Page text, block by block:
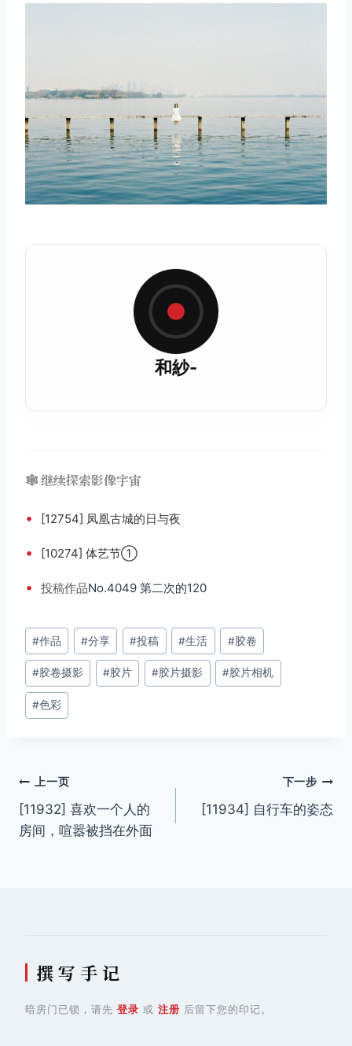
和紗-
🕸️ 继续探索影像宇宙
• [12754] 凤凰古城的日与夜
• [10274] 体艺节①
• 投稿作品No.4049 第二次的120
文
章
标
签：
#作品 #分享 #投稿 #生活 #胶卷
#胶卷摄影 #胶片 #胶片摄影 #胶片相机
#色彩
文
章
上一页
[11932] 喜欢一个人的
房间，喧嚣被挡在外面
下一步
[11934] 自行车的姿态
撰 写 手 记
暗房门已锁，请先 登录 或 注册 后留下您的印记。